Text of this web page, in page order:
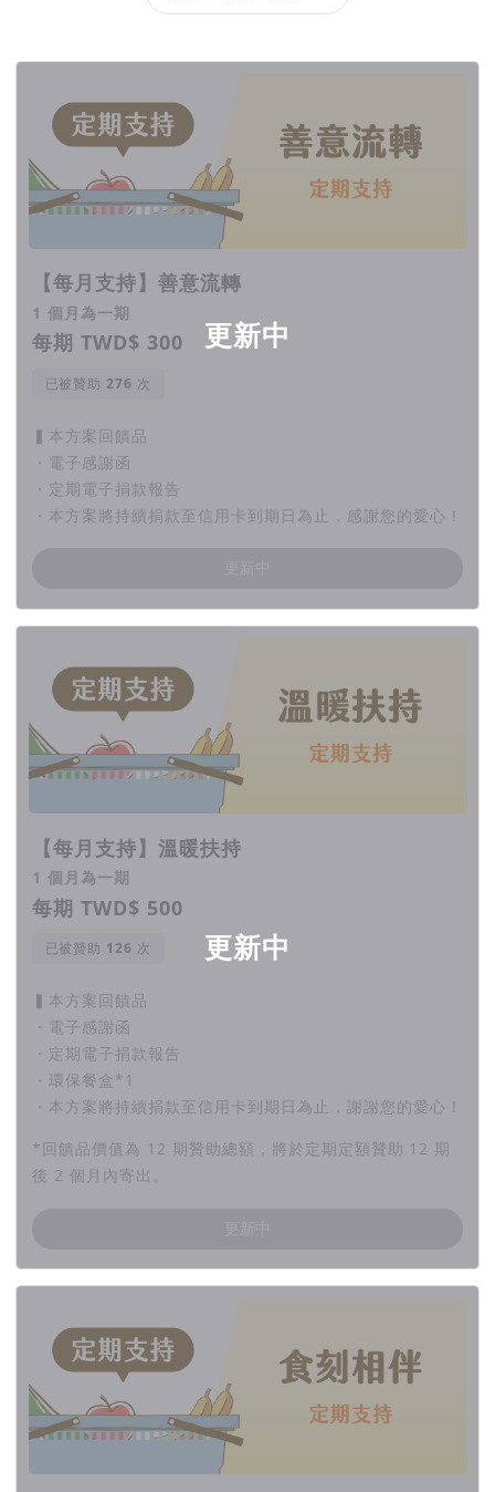
更新中
【每月支持】善意流轉
1 個月為一期
每期 TWD$ 300
已被贊助 次
▍本方案回饋品
・電子感謝函
・定期電子捐款報告
・本方案將持續捐款至信用卡到期日為止，感謝您的愛心！
更新中
【每月支持】溫暖扶持
1 個月為一期
每期 TWD$ 500
已被贊助 次
▍本方案回饋品
・電子感謝函
・定期電子捐款報告
・環保餐盒*1
・本方案將持續捐款至信用卡到期日為止，謝謝您的愛心！
*回饋品價值為 12 期贊助總額，將於定期定額贊助 12 期
後 2 個月內寄出。